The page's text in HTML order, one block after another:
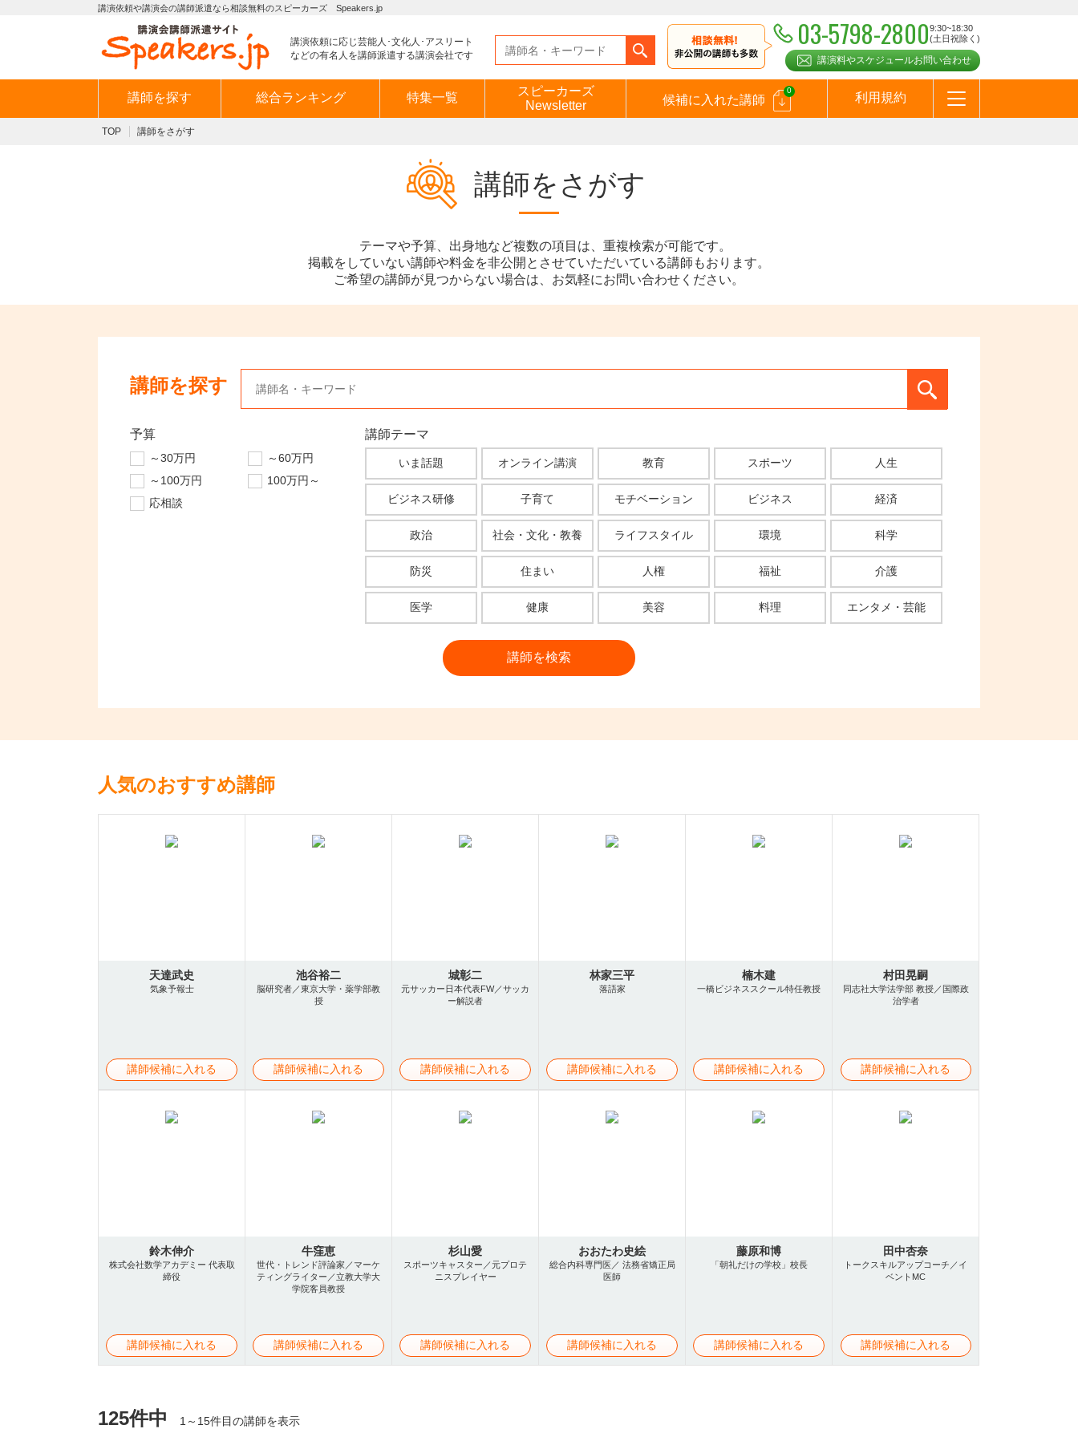
講演依頼や講演会の講師派遣なら相談無料のスピーカーズ Speakers.jp
講演依頼に応じ芸能人･文化人･アスリート
などの有名人を講師派遣する講演会社です
03-5798-28009:30~18:30
(土日祝除く)
講演料やスケジュールお問い合わせ
講師を探す 総合ランキング 特集一覧
スピーカーズ
Newsletter
候補に入れた講師
0
利用規約
TOP 講師をさがす
講師をさがす
テーマや予算、出身地など複数の項目は、重複検索が可能です。
掲載をしていない講師や料金を非公開とさせていただいている講師もおります。
ご希望の講師が見つからない場合は、お気軽にお問い合わせください。
講師を探す
予算
～30万円
～60万円
～100万円
100万円～
応相談
講師テーマ
いま話題 オンライン講演 教育 スポーツ 人生
ビジネス研修 子育て モチベーション ビジネス 経済
政治 社会・文化・教養 ライフスタイル 環境 科学
防災 住まい 人権 福祉 介護
医学 健康 美容 料理 エンタメ・芸能
人気のおすすめ講師
天達武史
気象予報士
講師候補に入れる
池谷裕二
脳研究者／東京大学・薬学部教
授
講師候補に入れる
城彰二
元サッカー日本代表FW／サッカ
ー解説者
講師候補に入れる
林家三平
落語家
講師候補に入れる
楠木建
一橋ビジネススクール特任教授
講師候補に入れる
村田晃嗣
同志社大学法学部 教授／国際政
治学者
講師候補に入れる
鈴木伸介
株式会社数学アカデミー 代表取
締役
講師候補に入れる
牛窪恵
世代・トレンド評論家／マーケ
ティングライター／立教大学大
学院客員教授
講師候補に入れる
杉山愛
スポーツキャスター／元プロテ
ニスプレイヤー
講師候補に入れる
おおたわ史絵
総合内科専門医／ 法務省矯正局
医師
講師候補に入れる
藤原和博
「朝礼だけの学校」校長
講師候補に入れる
田中杏奈
トークスキルアップコーチ／イ
ベントMC
講師候補に入れる
125件中 1～15件目の講師を表示